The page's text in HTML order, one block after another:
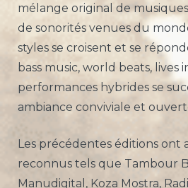
mélange original de
de sonorités venues du
styles se croisent et se
bass music, world beats,
performances hybrides se
ambiance conviviale et
Les précédentes éditions ont
reconnus tels que Tambour
Manudigital, Koza Mostra,